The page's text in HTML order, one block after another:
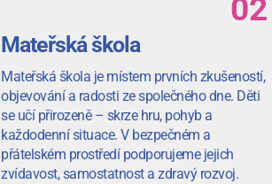
Mateřská škola
Mateřská škola je místem prvních zkušeností,
objevování a radosti ze společného dne. Děti
se učí přirozeně – skrze hru, pohyb a
každodenní situace. V bezpečném a
přátelském prostředí podporujeme jejich
zvídavost, samostatnost a zdravý rozvoj.